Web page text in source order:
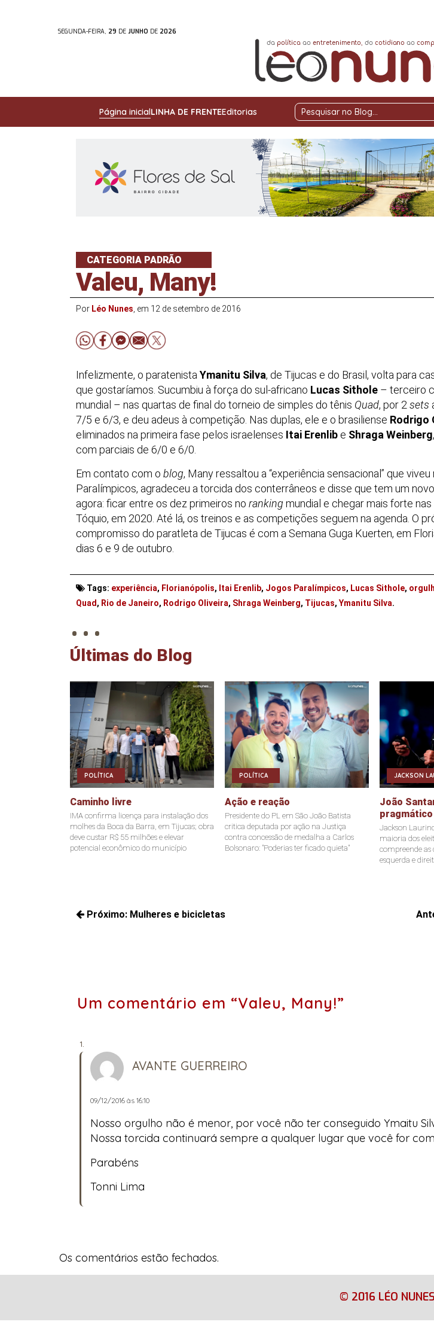
SEGUNDA-FEIRA, 29 DE JUNHO DE 2026
Página inicialLINHA DE FRENTEEditorias
CATEGORIA PADRÃO
Valeu, Many!
Por Léo Nunes , em 12 de setembro de 2016
Infelizmente, o paratenista Ymanitu Silva, de Tijucas e do Brasil, volta para
que gostaríamos. Sucumbiu à força do sul-africano Lucas Sithole – terceiro
mundial – nas quartas de final do torneio de simples do tênis Quad, por 2 sets
7/5 e 6/3, e deu adeus à competição. Nas duplas, ele e o brasiliense Rodrigo
eliminados na primeira fase pelos israelenses Itai Erenlib e Shraga Weinberg
com parciais de 6/0 e 6/0.
Em contato com o blog, Many ressaltou a “experiência sensacional” que
Paralímpicos, agradeceu a torcida dos conterrâneos e disse que tem um
agora: ficar entre os dez primeiros no ranking mundial e chegar mais forte
Tóquio, em 2020. Até lá, os treinos e as competições seguem na agenda. O
compromisso do paratleta de Tijucas é com a Semana Guga Kuerten, em
dias 6 e 9 de outubro.
Tags: experiência, Florianópolis, Itai Erenlib, Jogos Paralímpicos, Lucas Sithole,
Quad, Rio de Janeiro, Rodrigo Oliveira, Shraga Weinberg, Tijucas, Ymanitu Silva.
. . .
Últimas do Blog
POLÍTICA
Caminho livre
IMA confirma licença para instalação dos
molhes da Boca da Barra, em Tijucas; obra
deve custar R$ 55 milhões e elevar
potencial econômico do município
POLÍTICA
Ação e reação
Presidente do PL em São João Batista
critica deputada por ação na Justiça
contra concessão de medalha a Carlos
Bolsonaro: "Poderias ter ficado quieta"
JACKSON
João
pragmático
Jackson
maioria dos
compreende as
esquerda e
Navegação
Próximo: Mulheres e bicicletas
Um comentário em “Valeu, Many!”
AVANTE GUERREIRO
09/12/2016 às 16:10
Nosso orgulho não é menor, por você não ter conseguido Ymaitu
Nossa torcida continuará sempre a qualquer lugar que você for
Parabéns
Tonni Lima
Os comentários estão fechados.
© 2016 LÉO NUNES